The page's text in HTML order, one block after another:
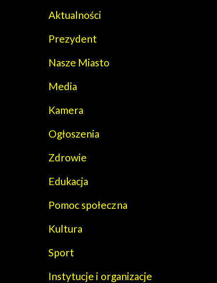
Aktualności
Prezydent
Nasze Miasto
Media
Kamera
Ogłoszenia
Zdrowie
Edukacja
Pomoc społeczna
Kultura
Sport
Instytucje i organizacje